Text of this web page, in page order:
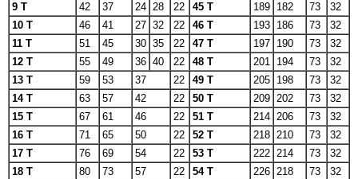
9 T
42 37 24 28 22 45 T 189 182 73
32
10 T
46 41 27 32 22 46 T 193 186 73
32
11 T
51 45 30 35 22 47 T 197 190 73
32
12 T
55 49 36 40 22 48 T 201 194 73
32
13 T
59 53 37 22 49 T 205 198 73
32
14 T
63 57 42 22 50 T 209 202 73
32
15 T
67 61 46 22 51 T 214 206 73
32
16 T
71 65 50 22 52 T 218 210 73
32
17 T
76 69 54 22 53 T 222 214 73
32
18 T
80 73 57 22 54 T 226 218 73
32